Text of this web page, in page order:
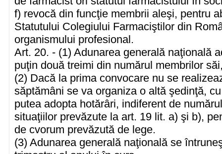
f) revocă din funcţie membrii aleşi, pentru
Statutului Colegiului Farmaciştilor din
organismului profesional.
Art. 20. - (1) Adunarea generală naţională
puţin două treimi din numărul membrilor
(2) Dacă la prima convocare nu se
săptămâni se va organiza o altă şedinţă,
putea adopta hotărâri, indiferent de
situaţiilor prevăzute la art. 19 lit. a) şi b),
de cvorum prevăzută de lege.
(3) Adunarea generală naţională se